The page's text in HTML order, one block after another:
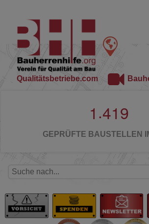
Qualitätsbetriebe.com
1 .419
GEPRÜFTE BAUSTELLEN